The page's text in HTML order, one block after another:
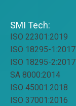
SMI Tech:
ISO 22301:2019
ISO 18295-1:2017
ISO 18295-2:2017
SA 8000:2014
ISO 45001:2018
ISO 37001:2016